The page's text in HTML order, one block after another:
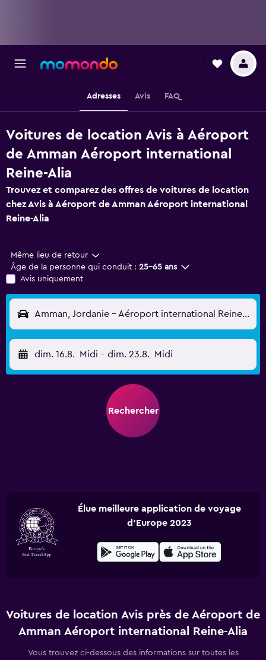
Adresses Avis FAQ
Voitures de location Avis à Aéroport
de Amman Aéroport international
Reine-Alia
Trouvez et comparez des offres de voitures de location
chez Avis à Aéroport de Amman Aéroport international
Reine-Alia
Même lieu de retour
Âge de la personne qui conduit : 25-65 ans
Avis uniquement
Amman, Jordanie - Aéroport international Reine-Alia (AMM)
dim. 16.8. Midi - dim. 23.8. Midi
Rechercher
Élue meilleure application de voyage
d'Europe 2023
Voitures de location Avis près de Aéroport de
Amman Aéroport international Reine-Alia
Vous trouvez ci-dessous des informations sur toutes les